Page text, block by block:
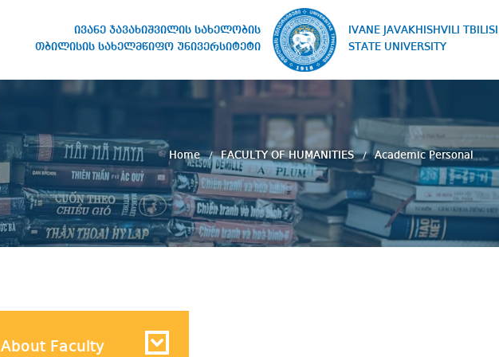
ივანე ჯავახიშვილის სახელობის
თბილისის სახელმწიფო უნივერსიტეტი
IVANE JAVAKHISHVILI TBILISI
STATE UNIVERSITY
Home FACULTY OF HUMANITIES Academic Personal
About Faculty